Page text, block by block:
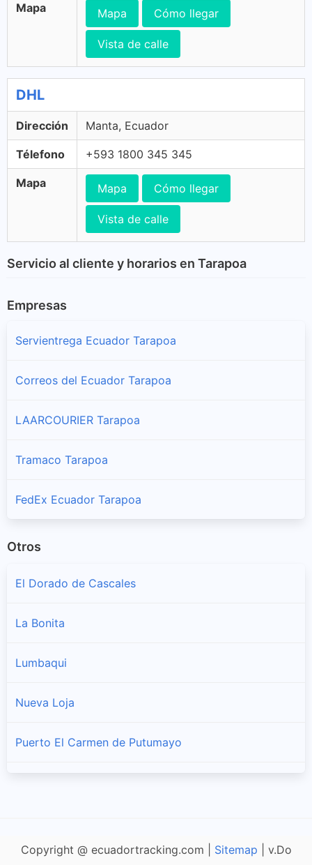
Mapa Mapa Cómo llegar
Vista de calle
DHL
Dirección Manta, Ecuador
Télefono +593 1800 345 345
Mapa Mapa Cómo llegar
Vista de calle
Servicio al cliente y horarios en Tarapoa
Empresas
Servientrega Ecuador Tarapoa
Correos del Ecuador Tarapoa
LAARCOURIER Tarapoa
Tramaco Tarapoa
FedEx Ecuador Tarapoa
Otros
El Dorado de Cascales
La Bonita
Lumbaqui
Nueva Loja
Puerto El Carmen de Putumayo
Copyright @ ecuadortracking.com | Sitemap | v.Do